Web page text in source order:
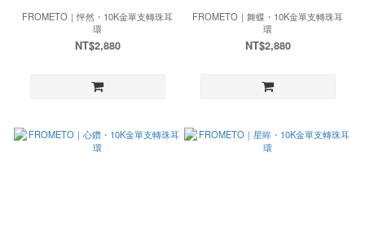
FROMETO｜怦然・10K金單支轉珠耳
環
NT$2,880
FROMETO｜舞蝶・10K金單支轉珠耳
環
NT$2,880